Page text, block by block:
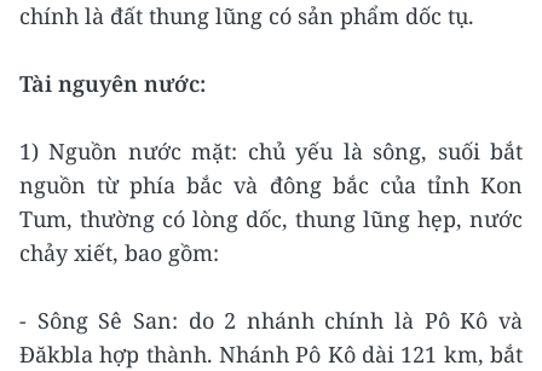
chính là đất thung lũng có sản phẩm dốc tụ.
Tài nguyên nước:
1) Nguồn nước mặt: chủ yếu là sông, suối bắt
nguồn từ phía bắc và đông bắc của tỉnh Kon
Tum, thường có lòng dốc, thung lũng hẹp, nước
chảy xiết, bao gồm:
- Sông Sê San: do 2 nhánh chính là Pô Kô và
Đăkbla hợp thành. Nhánh Pô Kô dài 121 km, bắt